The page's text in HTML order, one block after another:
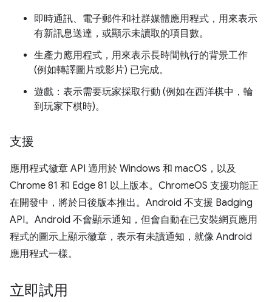
即時通訊、電子郵件和社群媒體應用程式，用來表示
有新訊息送達，或顯示未讀取的項目數。
生產力應用程式，用來表示長時間執行的背景工作
(例如轉譯圖片或影片) 已完成。
遊戲：表示需要玩家採取行動 (例如在西洋棋中，輪
到玩家下棋時)。
支援
應用程式徽章 API 適用於 Windows 和 macOS，以及
Chrome 81 和 Edge 81 以上版本。ChromeOS 支援功能正
在開發中，將於日後版本推出。Android 不支援 Badging
API。Android 不會顯示通知，但會自動在已安裝網頁應用
程式的圖示上顯示徽章，表示有未讀通知，就像 Android
應用程式一樣。
立即試用